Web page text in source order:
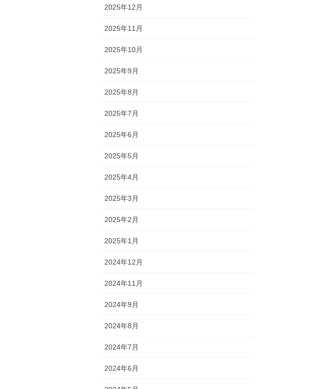
2025年12月
2025年11月
2025年10月
2025年9月
2025年8月
2025年7月
2025年6月
2025年5月
2025年4月
2025年3月
2025年2月
2025年1月
2024年12月
2024年11月
2024年9月
2024年8月
2024年7月
2024年6月